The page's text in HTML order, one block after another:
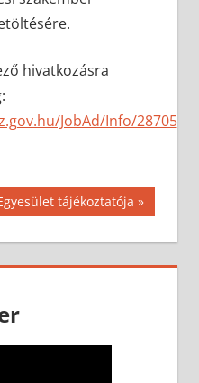
hivatkozásra
JobAd/Info/28705
tájékoztatója